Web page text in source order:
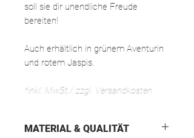
soll sie dir unendliche Freude
bereiten!
Auch erhältlich in grünem Aventurin
und rotem Jaspis.
*inkl. MwSt./ zzgl. Versandkosten
MATERIAL & QUALITÄT